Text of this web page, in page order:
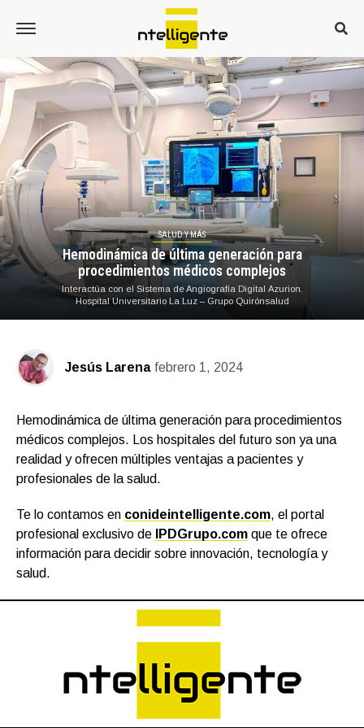
SALUD Y MÁS
Hemodinámica de última generación para
procedimientos médicos complejos
Interactúa con el Sistema de Angiografía Digital Azurion.
Hospital Universitario La Luz – Grupo Quirónsalud
Jesús Larena febrero 1, 2024
Hemodinámica de última generación para procedimientos
médicos complejos. Los hospitales del futuro son ya una
realidad y ofrecen múltiples ventajas a pacientes y
profesionales de la salud.
Te lo contamos en conideintelligente.com, el portal
profesional exclusivo de
IPDGrupo.com que te ofrece
información para decidir sobre innovación, tecnología y
salud.